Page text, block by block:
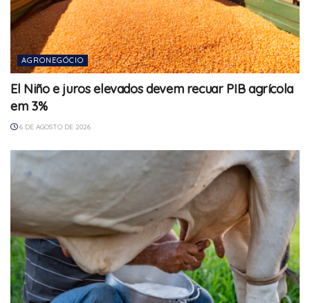
AGRONEGÓCIO
El Niño e juros elevados devem recuar PIB agrícola
em 3%
6 DE AGOSTO DE 2026